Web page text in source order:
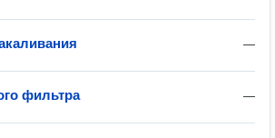
—
—
фильтра